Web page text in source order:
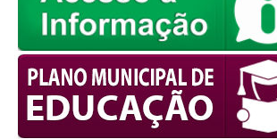
powered by